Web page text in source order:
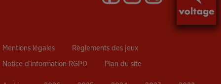
Mentions légales Règlements des jeux
Notice d’information RGPD Plan du site